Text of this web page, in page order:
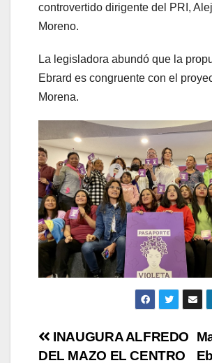
controvertido dirigente del PRI,
Moreno.
La legisladora abundó que la
Ebrard es congruente con el
Morena.
Navegación
INAUGURA ALFREDO
DEL MAZO EL CENTRO